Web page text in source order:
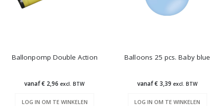
Ballonpomp Double Action
vanaf € 2,96excl. BTW
LOG IN OM TE WINKELEN
Balloons 25 pcs. Baby blue
vanaf € 3,39 excl. BTW
LOG IN OM TE WINKELEN